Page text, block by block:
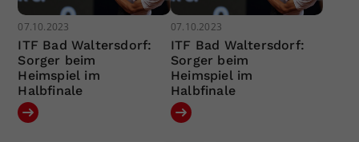
07.10.2023
ITF Bad Waltersdorf:
Sorger beim
Heimspiel im
Halbfinale
07.10.2023
ITF Bad Waltersdorf:
Sorger beim
Heimspiel im
Halbfinale